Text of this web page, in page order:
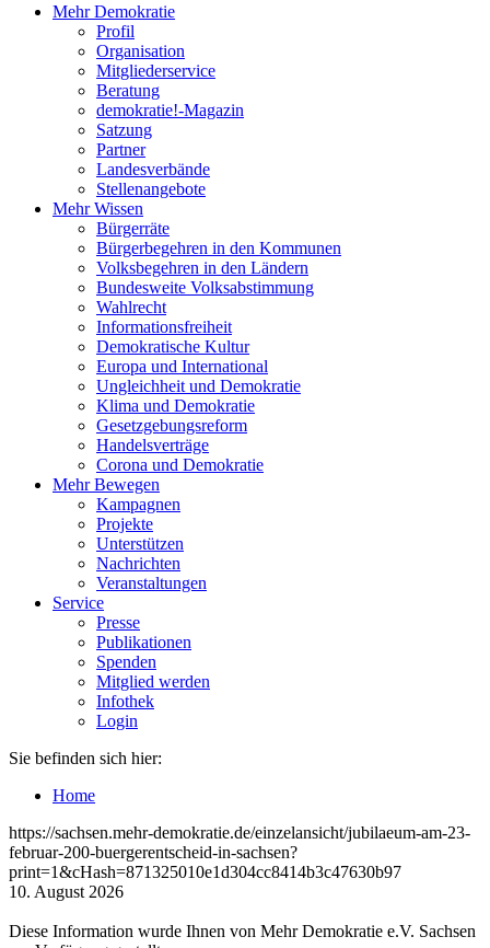
Mehr Demokratie
Profil
Organisation
Mitgliederservice
Beratung
demokratie!-Magazin
Satzung
Partner
Landesverbände
Stellenangebote
Mehr Wissen
Bürgerräte
Bürgerbegehren in den Kommunen
Volksbegehren in den Ländern
Bundesweite Volksabstimmung
Wahlrecht
Informationsfreiheit
Demokratische Kultur
Europa und International
Ungleichheit und Demokratie
Klima und Demokratie
Gesetzgebungsreform
Handelsverträge
Corona und Demokratie
Mehr Bewegen
Kampagnen
Projekte
Unterstützen
Nachrichten
Veranstaltungen
Service
Presse
Publikationen
Spenden
Mitglied werden
Infothek
Login
Sie befinden sich hier:
Home
https://sachsen.mehr-demokratie.de/einzelansicht/jubilaeum-am-23-
februar-200-buergerentscheid-in-sachsen?
print=1&cHash=871325010e1d304cc8414b3c47630b97
10. August 2026
Diese Information wurde Ihnen von Mehr Demokratie e.V. Sachsen